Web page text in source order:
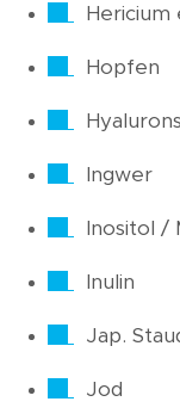
Hericium
Hopfen
Ingwer
Inositol /
Inulin
Jap.
Jod